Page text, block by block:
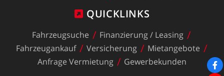
QUICKLINKS
Fahrzeugsuche Finanzierung/ Leasing
Fahrzeugankauf
Versicherung
Mietangebote
Anfrage Vermietung Gewerbekunden